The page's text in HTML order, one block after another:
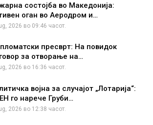
состојба во Македонија:
оган во Аеродром и…
2026 во 09:46 часот.
пресврт: На повидок
за отворање на…
2026 во 16:36 часот.
војна за случајот „Лотарија“:
го нарече Груби…
2026 во 12:38 часот.